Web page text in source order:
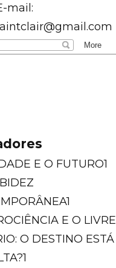
mail:
E O FUTURO1
1
E O LIVRE
O DESTINO ESTÁ
1